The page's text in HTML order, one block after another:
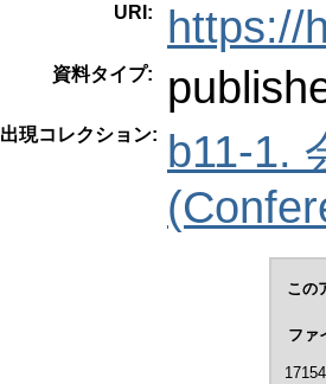
URI: https://
資料タイプ:
出現コレクション:
b11-1.
この
ファ